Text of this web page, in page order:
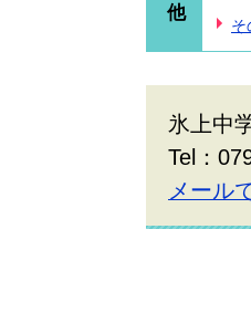
そ
氷上中
Tel：
メール